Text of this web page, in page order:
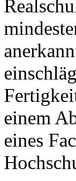
einem
eines